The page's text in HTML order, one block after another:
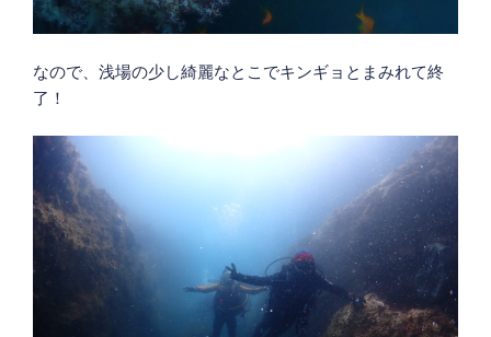
なので、浅場の少し綺麗なとこでキンギョとまみれて終
了！